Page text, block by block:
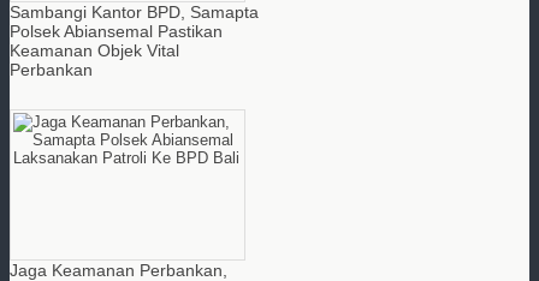
Sambangi Kantor BPD, Samapta
Polsek Abiansemal Pastikan
Keamanan Objek Vital
Perbankan
Jaga Keamanan Perbankan,